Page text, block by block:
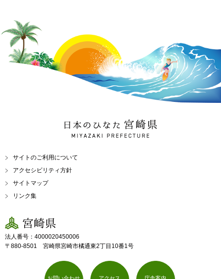
日本のひなた 宮崎県
MIYAZAKI PREFECTURE
サイトのご利用について
アクセシビリティ方針
サイトマップ
リンク集
宮崎県
法人番号：4000020450006
〒880-8501 宮崎県宮崎市橘通東2丁目10番1号